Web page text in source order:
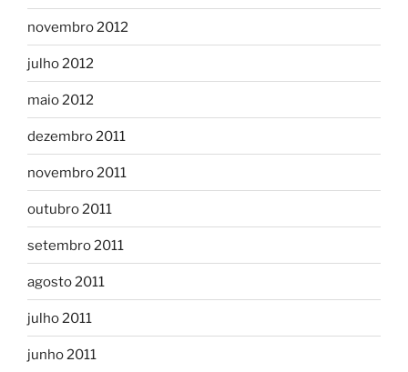
novembro 2012
julho 2012
maio 2012
dezembro 2011
novembro 2011
outubro 2011
setembro 2011
agosto 2011
julho 2011
junho 2011